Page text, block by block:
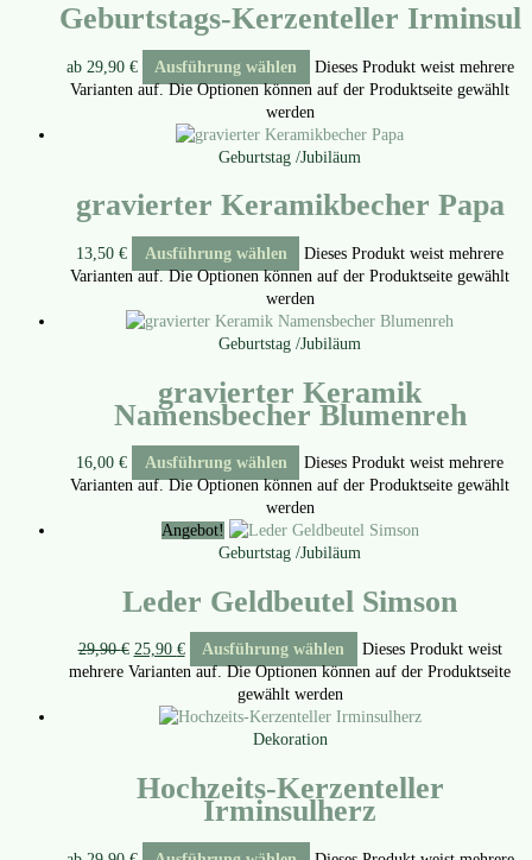
Geburtstags-Kerzenteller Irminsul
ab 29,90 € Ausführung wählen
Dieses Produkt weist mehrere
Varianten auf. Die Optionen können auf der Produktseite gewählt
werden
Geburtstag /Jubiläum
gravierter Keramikbecher Papa
13,50 € Ausführung wählen
Dieses Produkt weist mehrere
Varianten auf. Die Optionen können auf der Produktseite gewählt
werden
Geburtstag /Jubiläum
gravierter Keramik
Namensbecher Blumenreh
16,00 € Ausführung wählen
Dieses Produkt weist mehrere
Varianten auf. Die Optionen können auf der Produktseite gewählt
werden
Angebot!
Geburtstag /Jubiläum
Leder Geldbeutel Simson
29,90€ 25,90 € Ausführung wählen
Dieses Produkt weist
mehrere Varianten auf. Die Optionen können auf der Produktseite
gewählt werden
Dekoration
Hochzeits-Kerzenteller
Irminsulherz